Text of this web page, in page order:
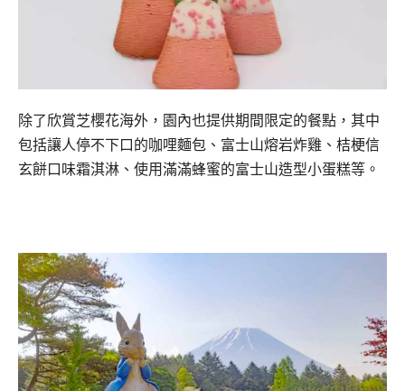
除了欣賞芝櫻花海外，園內也提供期間限定的餐點，其中
包括讓人停不下口的咖哩麵包、富士山熔岩炸雞、桔梗信
玄餅口味霜淇淋、使用滿滿蜂蜜的富士山造型小蛋糕等。